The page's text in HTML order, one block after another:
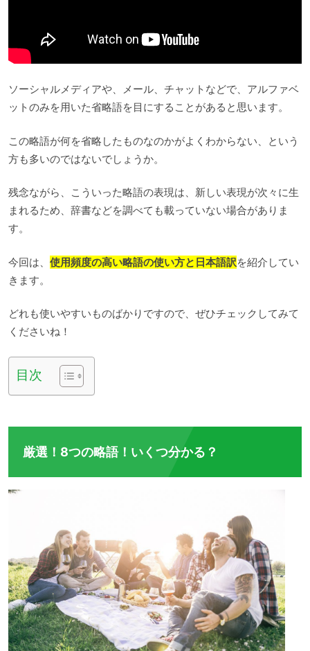
ソーシャルメディアや、メール、チャットなどで、アルファベ
ットのみを用いた省略語を目にすることがあると思います。
この略語が何を省略したものなのかがよくわからない、という
方も多いのではないでしょうか。
残念ながら、こういった略語の表現は、新しい表現が次々に生
まれるため、辞書などを調べても載っていない場合がありま
す。
今回は、 使用頻度の高い略語の使い方と日本語訳を紹介してい
きます。
どれも使いやすいものばかりですので、ぜひチェックしてみて
くださいね！
目次
厳選！8つの略語！いくつ分かる？